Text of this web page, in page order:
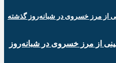
حسینی از مرز خسروی در شبانه‌روز